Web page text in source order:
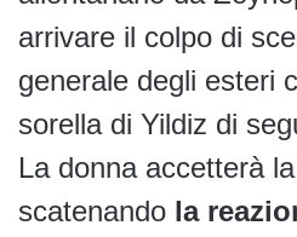
arrivare il colpo di
generale degli esteri
sorella di Yildiz di
La donna accetterà
scatenando la